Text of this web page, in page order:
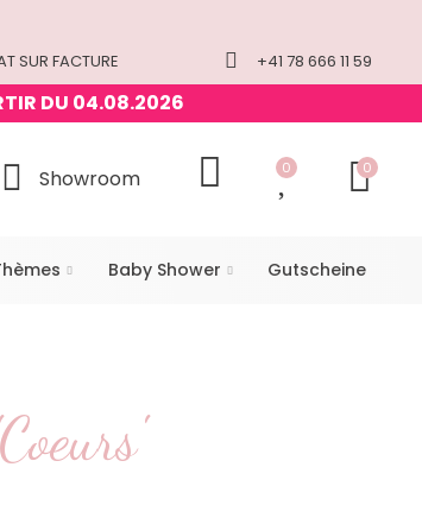
SUR FACTURE +41 78 666 11 59
DU 04.08.2026
Showroom 0 0
Baby Shower Gutscheine